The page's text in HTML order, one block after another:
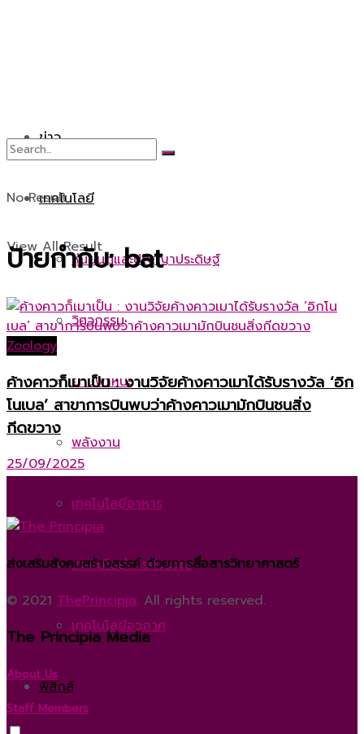
ข่าว
เทคโนโลยี
หุ่นยนต์และปัญญาประดิษฐ์
วิศวกรรม
ยานพาหนะ
พลังงาน
เทคโนโลยีอาหาร
เทคโนโลยีการคำนวณ
เทคโนโลยีอวกาศ
ฟิสิกส์
No Result
View All Result
ป้ายกำกับ:bat
Zoology
ค้างคาวก็เมาเป็น : งานวิจัยค้างคาวเมาได้รับรางวัล ‘อิก
โนเบล’ สาขาการบินพบว่าค้างคาวเมามักบินชนสิ่ง
กีดขวาง
25/09/2025
ส่งเสริมสังคมสร้างสรรค์ ด้วยการสื่อสารวิทยาศาสตร์
© 2021 ThePrincipia. All rights reserved.
The Principia Media
About Us
Staff Members